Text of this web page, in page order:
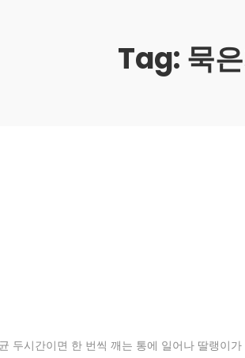
Tag: 묵
두시간이면 한 번씩 깨는 통에 일어나 딸랭이